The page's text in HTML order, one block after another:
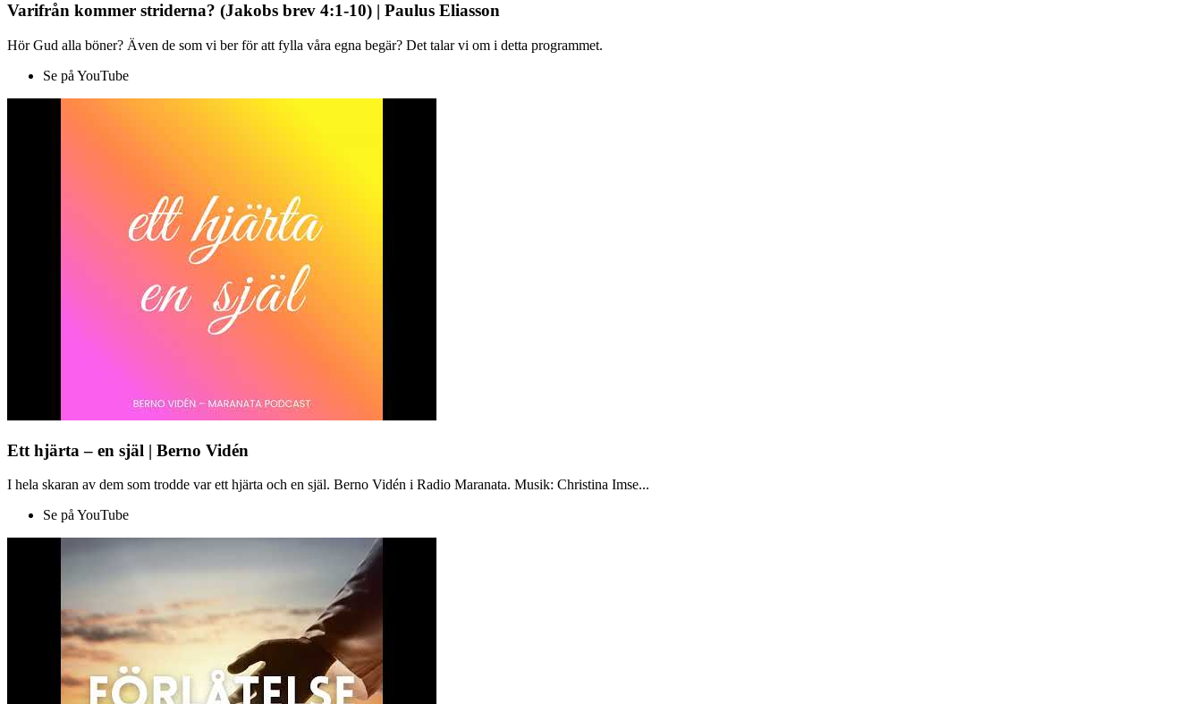
Varifrån kommer striderna? (Jakobs brev 4:1-10) | Paulus Eliasson
Hör Gud alla böner? Även de som vi ber för att fylla våra egna begär? Det talar vi om i detta programmet.
Se på YouTube
Ett hjärta – en själ | Berno Vidén
I hela skaran av dem som trodde var ett hjärta och en själ. Berno Vidén i Radio Maranata. Musik: Christina Imse...
Se på YouTube